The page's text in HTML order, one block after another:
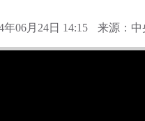
06月24日 14:15 来源：中